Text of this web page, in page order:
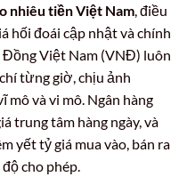
nhiêu tiền Việt Nam, điều
hối đoái cập nhật và chính
Đồng Việt Nam (VNĐ) luôn
từng giờ, chịu ảnh
và vi mô. Ngân hàng
trung tâm hàng ngày, và
yết tỷ giá mua vào, bán ra
cho phép.